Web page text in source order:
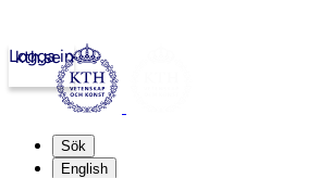
kth.se
Logga in
Sök
English